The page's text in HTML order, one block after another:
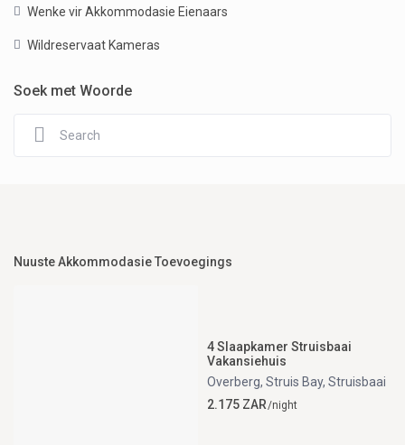
Wenke vir Akkommodasie Eienaars
Wildreservaat Kameras
Soek met Woorde
Nuuste Akkommodasie Toevoegings
4 Slaapkamer Struisbaai
Vakansiehuis
Overberg, Struis Bay,Struisbaai
2.175 ZAR/night